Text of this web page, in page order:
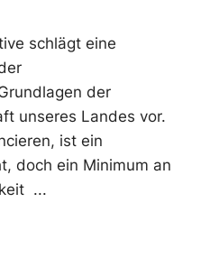
schlägt eine
der
unseres Landes vor.
ist ein
doch ein Minimum an